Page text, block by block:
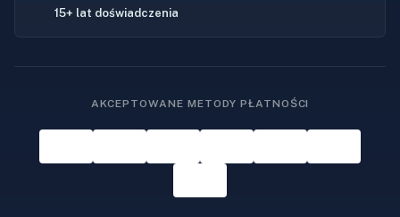
15+ lat doświadczenia
AKCEPTOWANE METODY PŁATNOŚCI